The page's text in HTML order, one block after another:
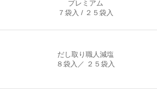
プレミアム
７袋入 / ２５袋入
だし取り職人減塩
８袋入 ／ ２５袋入